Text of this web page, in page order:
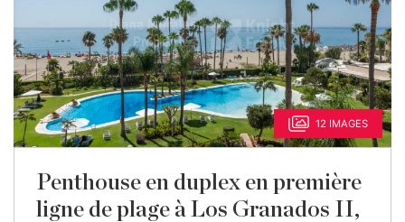
12 IMAGES
Penthouse en duplex en première
ligne de plage à Los Granados II,